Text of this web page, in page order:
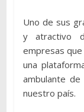
Uno de sus
y atractivo
empresas
una
ambulante
nuestro país.